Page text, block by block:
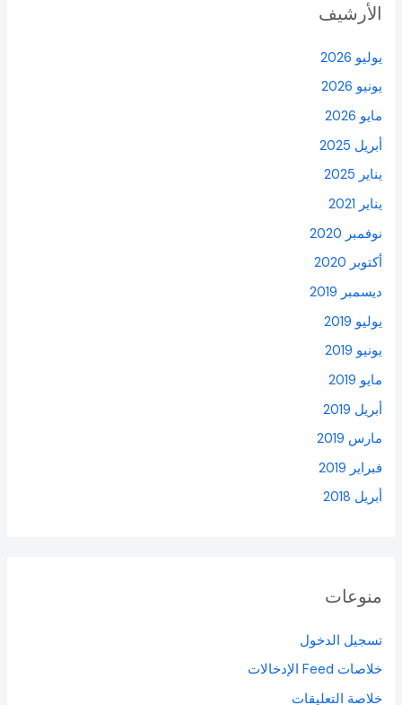
الأرشيف
يوليو 2026
يونيو 2026
مايو 2026
أبريل 2025
يناير 2025
يناير 2021
نوفمبر 2020
أكتوبر 2020
ديسمبر 2019
يوليو 2019
يونيو 2019
مايو 2019
أبريل 2019
مارس 2019
فبراير 2019
أبريل 2018
منوعات
تسجيل الدخول
خلاصات Feed الإدخالات
خلاصة التعليقات